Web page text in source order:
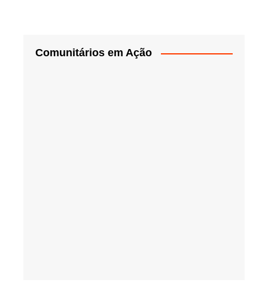
Comunitários em Ação